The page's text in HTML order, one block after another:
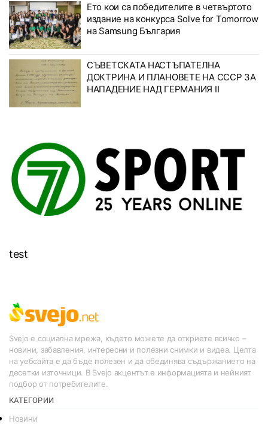
Ето кои са победителите в четвъртото
издание на конкурса Solve for Tomorrow
на Samsung България
СЪВЕТСКАТА НАСТЪПАТЕЛНА
ДОКТРИНА И ПЛАНОВЕТЕ НА СССР ЗА
НАПАДЕНИЕ НАД ГЕРМАНИЯ II
test
Svejo е социална мрежа, където можете да откриете всичко –
новини, забавления, интересни и полезни снимки и видеа. Целта
на уебсайта е да бъде полезен и да обединява съдържанието на
десетки източници. В Svejo акцентът е информацията и нейният
подбор от потребителите.
КАТЕГОРИИ
Новини